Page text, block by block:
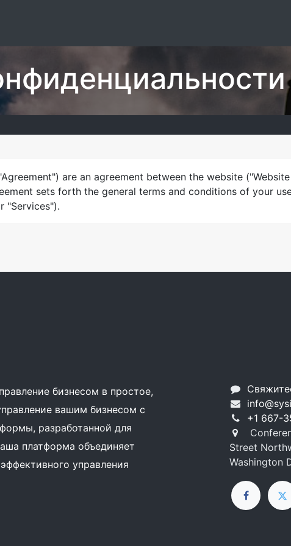
are an agreement between the website
sets forth the general terms and conditions of your
"Services").
бизнесом в простое,
вашим бизнесом с
разработанной для
платформа объединяет
управления
+1 667-
Street
Washington